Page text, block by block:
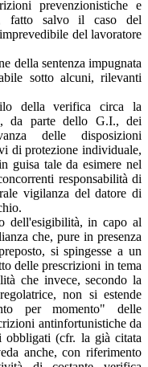
prevenzionistiche e
fatto salvo il caso del
del lavoratore
della sentenza impugnata
sotto alcuni, rilevanti
della verifica circa la
da parte dello G.I., dei
delle disposizioni
di protezione individuale,
guisa tale da esimere nel
responsabilità di
vigilanza del datore di
dell'esigibilità, in capo al
che, pure in presenza
si spingesse a un
delle prescrizioni in tema
che invece, secondo la
non si estende
per momento" delle
antinfortunistiche da
obbligati (cfr. la già citata
anche, con riferimento